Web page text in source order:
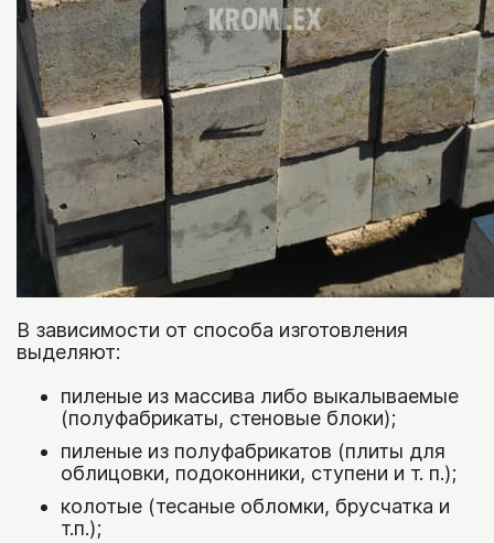
Искусственный камень
Камень для дизайна
Крошка
Галька
Глыбы
Валун
Булыжник
Камень для габионов
Сопутствующие товары
Клей для камня
Защитные покрытия
Затирка
В зависимости от способа изготовления
выделяют:
пиленые из массива либо выкалываемые
(полуфабрикаты, стеновые блоки);
пиленые из полуфабрикатов (плиты для
облицовки, подоконники, ступени и т. п.);
колотые (тесаные обломки, брусчатка и
т.п.);